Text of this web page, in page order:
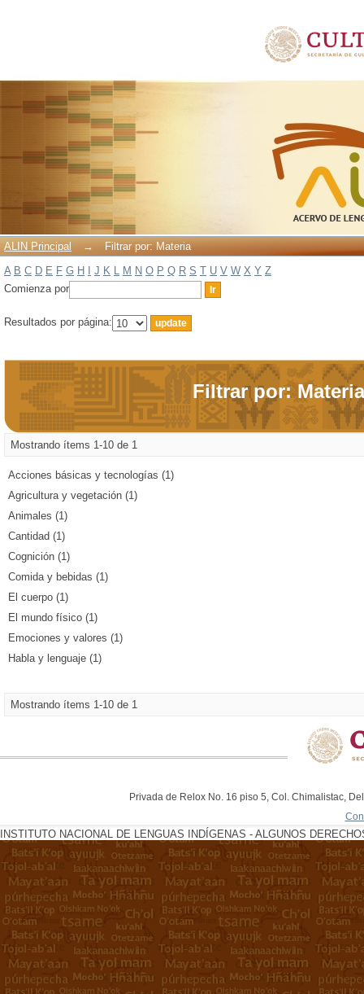
ALIN Principal →
Filtrar por: Materia
A B C D E F G H J K L M N O P Q R S T U V W X Y Z
Comienza por
Resultados por página:
Filtrar por: Materia
Mostrando ítems 1-10 de 1
Acciones básicas y tecnologías (1)
Agricultura y vegetación (1)
Animales (1)
Cantidad (1)
Cognición (1)
Comida y bebidas (1)
El cuerpo (1)
El mundo físico (1)
Emociones y valores (1)
Habla y lenguaje (1)
Mostrando ítems 1-10 de 1
Privada de Relox No. 16 piso 5, Col. Chimalistac,
INSTITUTO NACIONAL DE LENGUAS INDÍGENAS - ALGUNOS